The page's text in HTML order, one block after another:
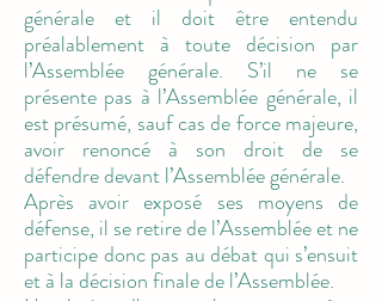
générale et il doit être entendu
préalablement à toute décision par
l’Assemblée générale. S’il ne se
présente pas à l’Assemblée générale, il
est présumé, sauf cas de force majeure,
avoir renoncé à son droit de se
défendre devant l’Assemblée générale.
Après avoir exposé ses moyens de
défense, il se retire de l’Assemblée et ne
participe donc pas au débat qui s’ensuit
et à la décision finale de l’Assemblée.